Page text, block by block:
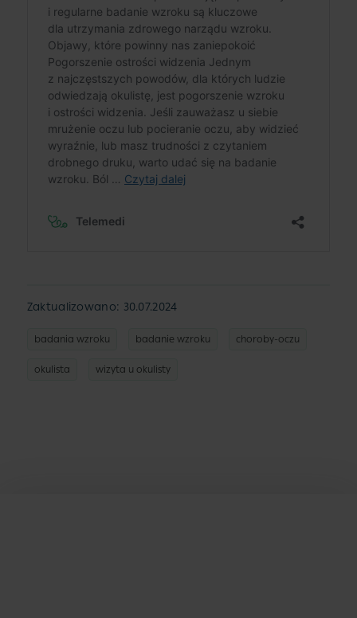
Zaktualizowano: 30.07.2024
badania wzroku badanie wzroku choroby-oczu
okulista wizyta u okulisty